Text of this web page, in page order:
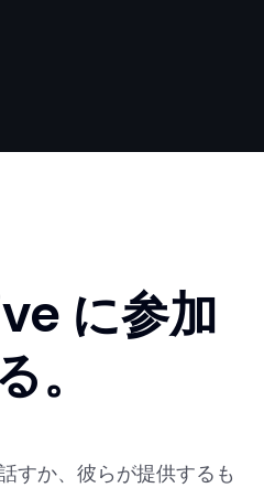
に参加
。
すか、彼らが提供するも